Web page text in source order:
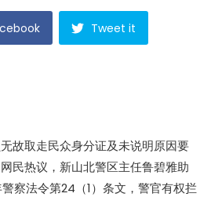
Tweet it
无故取走民众身分证及未说明原因要
民热议，新山北警区主任鲁碧雅助
察法令第24（1）条文，警官有权拦